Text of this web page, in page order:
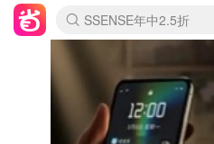
lululemon折扣上新
Sasa美妆护肤3.5折
SSENSE年中2.5折
FreshBeauty好价汇总
Cettire降价+叠9折
WWS Coles超市实拍
viagogo二手票捡漏
Myer超级周末
The Outnet奢牌1折起
David Jones 3折起
Flannels大牌1折
Perfumes Club护肤1折
AMIRO面罩$251
Amazon折扣汇总
eToro入金$200送$50
Amazon数码好物
ICONIC本周7.5折
ThedoubleF高奢地板价
Moose Knuckles 6折
EUFY摄像头$98
Selenichast首饰2折
Trip机票酒店促销
YSL送5件彩妆礼
Amazon家居好物
Amazon美妆护肤
过敏原检测盒$33
伊索独家赠50ml沐浴露
科颜氏高保湿面霜$29
SEALIFE海洋馆门票6折
丝塔芙大白罐$16
订阅Newsletter送香薰
Cult Beauty 6.8折
Harrods圣诞日历$525
LN-CC奢牌私促3折
d'Alba空姐喷雾$16
EVE LOM套装£56
Bernardelli独家4折
Adore Beauty 6折起
Mytheresa奢品2.7折
Luxury Escapes 9折
Currentbody美容仪$881
MOON Garden Live
Roborock扫地机$649
Tingo Life水杯$24
Valentino官网5折
CR洗护套装$23
修丽可4件套$159
Myer彩妆2件7折
GANNI官网4.5折
Stylevana韩妆4折
Tessabit高奢8.5折
OGX洗发水$11
Amazon阿德莱德次日达
卡诗8.5折+赠礼
Philips Hue灯具8折